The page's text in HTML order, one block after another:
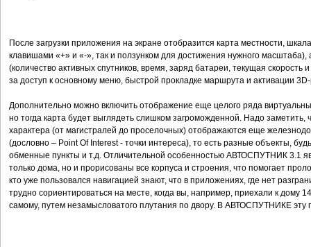
После загрузки приложения на экране отобразится карта местности,
клавишами «+» и «-», так и ползунком для достижения нужного
(количество активных спутников, время, заряд батареи, текущая
за доступ к основному меню, быстрой прокладке маршрута и активации
Дополнительно можно включить отображение еще целого ряда
но тогда карта будет выглядеть слишком загроможденной. Надо
характера (от магистралей до проселочных) отображаются еще
(дословно – Point Of Interest - точки интереса), то есть разные объекты,
обменные пункты и т.д. Отличительной особенностью АВТОСПУТНИК 3.1
только дома, но и прорисованы все корпуса и строения, что помогает
кто уже пользовался навигацией знают, что в приложениях, где нет
трудно сориентироваться на месте, когда вы, например, приехали к дому
самому, путем незамысловатого плутания по двору. В АВТОСПУТНИКЕ эту